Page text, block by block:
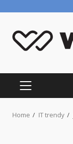
content
PRIMARY
MENU
Home IT trendy